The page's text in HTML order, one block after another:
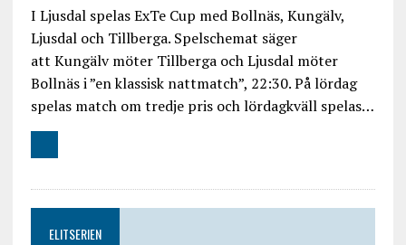
I Ljusdal spelas ExTe Cup med Bollnäs, Kungälv,
Ljusdal och Tillberga. Spelschemat säger
att Kungälv möter Tillberga och Ljusdal möter
Bollnäs i ”en klassisk nattmatch”, 22:30. På lördag
spelas match om tredje pris och lördagkväll spelas…
ELITSERIEN